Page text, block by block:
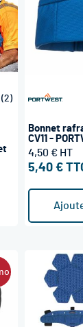
(2)
Bonnet
CV11 -
5,40 €
4,50 €